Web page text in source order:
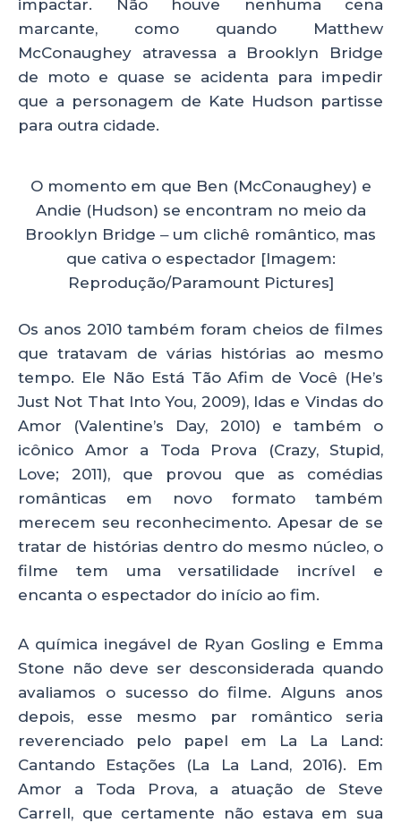
impactar. Não houve nenhuma cena
marcante, como quando Matthew
McConaughey atravessa a Brooklyn Bridge
de moto e quase se acidenta para impedir
que a personagem de Kate Hudson partisse
para outra cidade.
O momento em que Ben (McConaughey) e
Andie (Hudson) se encontram no meio da
Brooklyn Bridge ‒ um clichê romântico, mas
que cativa o espectador [Imagem:
Reprodução/Paramount Pictures]
Os anos 2010 também foram cheios de filmes
que tratavam de várias histórias ao mesmo
tempo. Ele Não Está Tão Afim de Você (He’s
Just Not That Into You, 2009), Idas e Vindas do
Amor (Valentine’s Day, 2010) e também o
icônico Amor a Toda Prova (Crazy, Stupid,
Love; 2011), que provou que as comédias
românticas em novo formato também
merecem seu reconhecimento. Apesar de se
tratar de histórias dentro do mesmo núcleo, o
filme tem uma versatilidade incrível e
encanta o espectador do início ao fim.
A química inegável de Ryan Gosling e Emma
Stone não deve ser desconsiderada quando
avaliamos o sucesso do filme. Alguns anos
depois, esse mesmo par romântico seria
reverenciado pelo papel em La La Land:
Cantando Estações (La La Land, 2016). Em
Amor a Toda Prova, a atuação de Steve
Carrell, que certamente não estava em sua